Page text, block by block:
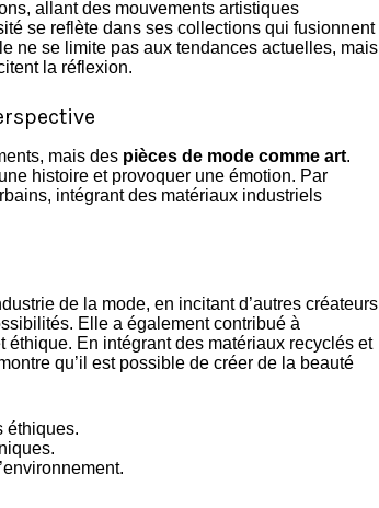
allant des mouvements artistiques
se reflète dans ses collections qui fusionnent
ne se limite pas aux tendances actuelles, mais
la réflexion.
mais des pièces de mode comme art.
histoire et provoquer une émotion. Par
intégrant des matériaux industriels
de la mode, en incitant d’autres créateurs
Elle a également contribué à
En intégrant des matériaux recyclés et
qu’il est possible de créer de la beauté
éthiques.